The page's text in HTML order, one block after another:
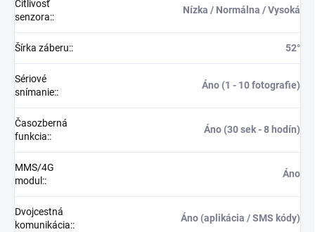
Citlivosť
senzora::
Nízka / Normálna / Vysoká
Šírka záberu:: 52°
Sériové
snímanie::
Áno (1 - 10 fotografie)
Časozberná
funkcia::
Áno (30 sek - 8 hodín)
MMS/4G
modul::
Áno
Dvojcestná
komunikácia::
Áno (aplikácia / SMS kódy)